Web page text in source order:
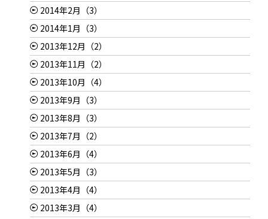
2014年2月（3）
2014年1月（3）
2013年12月（2）
2013年11月（2）
2013年10月（4）
2013年9月（3）
2013年8月（3）
2013年7月（2）
2013年6月（4）
2013年5月（3）
2013年4月（4）
2013年3月（4）